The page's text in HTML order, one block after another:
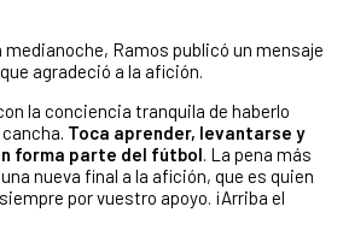
medianoche, Ramos publicó un mensaje
agradeció a la afición.
la conciencia tranquila de haberlo
Toca aprender, levantarse y
forma parte del fútbol. La pena más
nueva final a la afición, que es quien
por vuestro apoyo. ¡Arriba el